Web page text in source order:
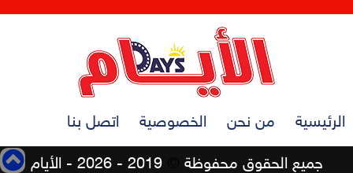
الرئيسية من نحن الخصوصية
اتصل بنا
جميع الحقوق محفوظة
2019 - 2026 - الأيام